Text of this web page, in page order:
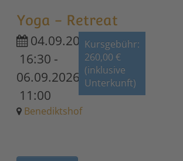
Yoga - Retreat
04.09.2026
16:30 -
06.09.2026
11:00
Benediktshof
Kursgebühr:
260,00 €
(inklusive
Unterkunft)